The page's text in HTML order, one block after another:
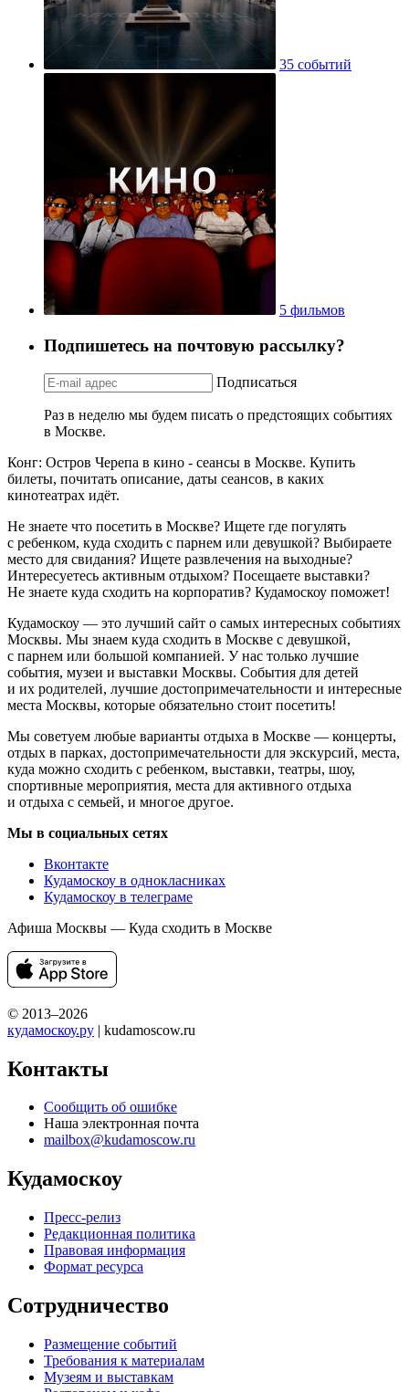
35 событий
5 фильмов
Подпишетесь на почтовую рассылку?
Подписаться
Раз в неделю мы будем писать о предстоящих событиях
в Москве.
Конг: Остров Черепа в кино - сеансы в Москве. Купить
билеты, почитать описание, даты сеансов, в каких
кинотеатрах идёт.
Не знаете что посетить в Москве? Ищете где погулять
с ребенком, куда сходить с парнем или девушкой? Выбираете
место для свидания? Ищете развлечения на выходные?
Интересуетесь активным отдыхом? Посещаете выставки?
Не знаете куда сходить на корпоратив? Кудамоскоу поможет!
Кудамоскоу — это лучший сайт о самых интересных событиях
Москвы. Мы знаем куда сходить в Москве с девушкой,
с парнем или большой компанией. У нас только лучшие
события, музеи и выставки Москвы. События для детей
и их родителей, лучшие достопримечательности и интересные
места Москвы, которые обязательно стоит посетить!
Мы советуем любые варианты отдыха в Москве — концерты,
отдых в парках, достопримечательности для экскурсий, места,
куда можно сходить с ребенком, выставки, театры, шоу,
спортивные мероприятия, места для активного отдыха
и отдыха с семьей, и многое другое.
Мы в социальных сетях
Вконтакте
Кудамоскоу в однокласниках
Кудамоскоу в телеграме
Афиша Москвы — Куда сходить в Москве
© 2013–2026
кудамоскоу.ру | kudamoscow.ru
Контакты
Сообщить об ошибке
Наша электронная почта
mailbox@kudamoscow.ru
Кудамоскоу
Пресс-релиз
Редакционная политика
Правовая информация
Формат ресурса
Сотрудничество
Размещение событий
Требования к материалам
Музеям и выставкам